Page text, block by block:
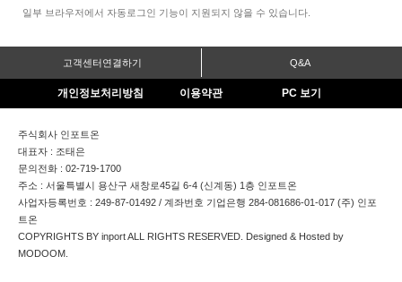
일부 브라우저에서 자동로그인 기능이 지원되지 않을 수 있습니다.
고객센터연결하기 Q&A
개인정보처리방침 이용약관 PC 보기
주식회사 인포트온
대표자 : 조태은
문의전화 : 02-719-1700
주소 : 서울특별시 용산구 새창로45길 6-4 (신계동) 1층 인포트온
사업자등록번호 : 249-87-01492 / 계좌번호 기업은행 284-081686-01-017 (주) 인포
트온
COPYRIGHTS BY inport ALL RIGHTS RESERVED. Designed & Hosted by
MODOOM.